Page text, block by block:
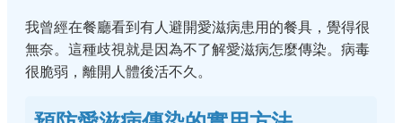
我曾經在餐廳看到有人避開愛滋病患用的餐具，覺得很
無奈。這種歧視就是因為不了解愛滋病怎麼傳染。病毒
很脆弱，離開人體後活不久。